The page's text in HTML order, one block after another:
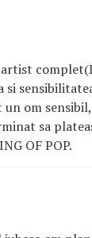
om
sa
OF POP.